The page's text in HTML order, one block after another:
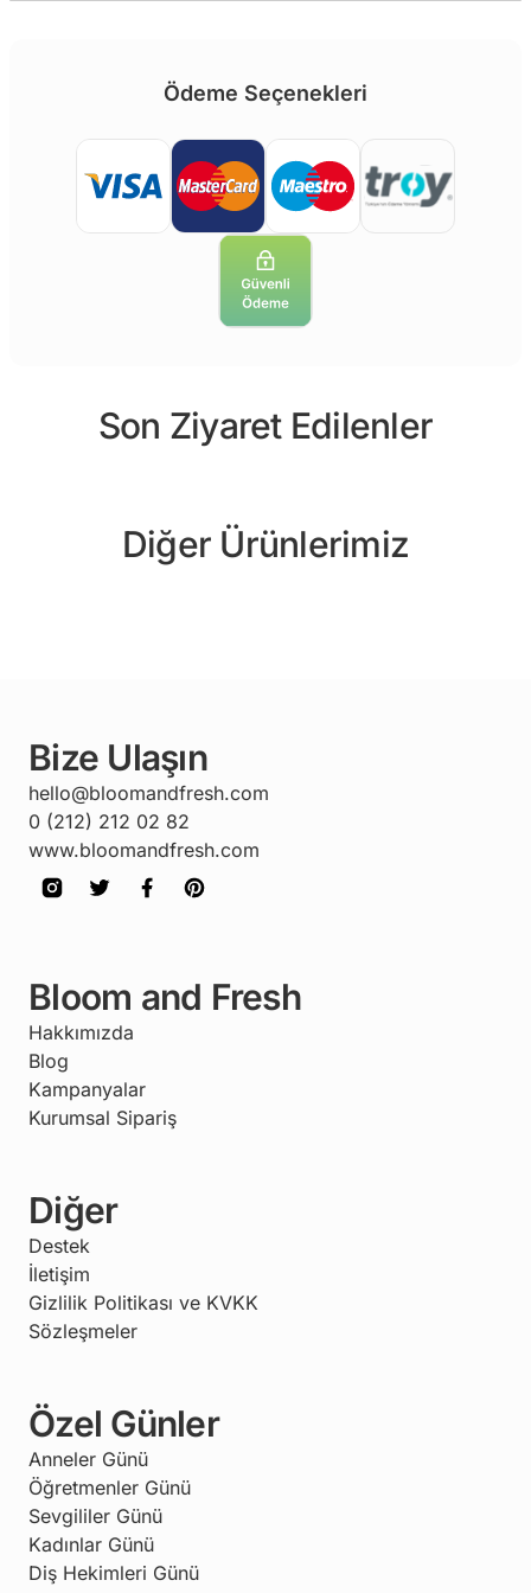
Ödeme Seçenekleri
Son Ziyaret Edilenler
Diğer Ürünlerimiz
Bize Ulaşın
hello@bloomandfresh.com
0 (212) 212 02 82
www.bloomandfresh.com
Bloom and Fresh
Hakkımızda
Blog
Kampanyalar
Kurumsal Sipariş
Diğer
Destek
İletişim
Gizlilik Politikası ve KVKK
Sözleşmeler
Özel Günler
Anneler Günü
Öğretmenler Günü
Sevgililer Günü
Kadınlar Günü
Diş Hekimleri Günü